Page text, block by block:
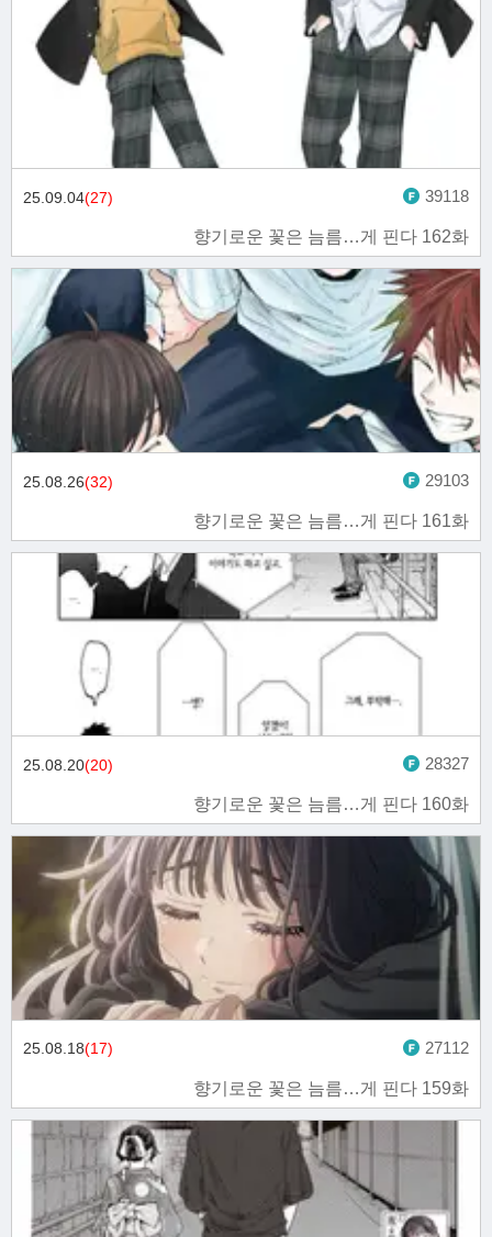
향기로운 꽃은 늠름…게 핀다 162화
25.09.04(27) 39118
향기로운 꽃은 늠름…게 핀다 161화
25.08.26(32) 29103
향기로운 꽃은 늠름…게 핀다 160화
25.08.20(20) 28327
향기로운 꽃은 늠름…게 핀다 159화
25.08.18(17) 27112